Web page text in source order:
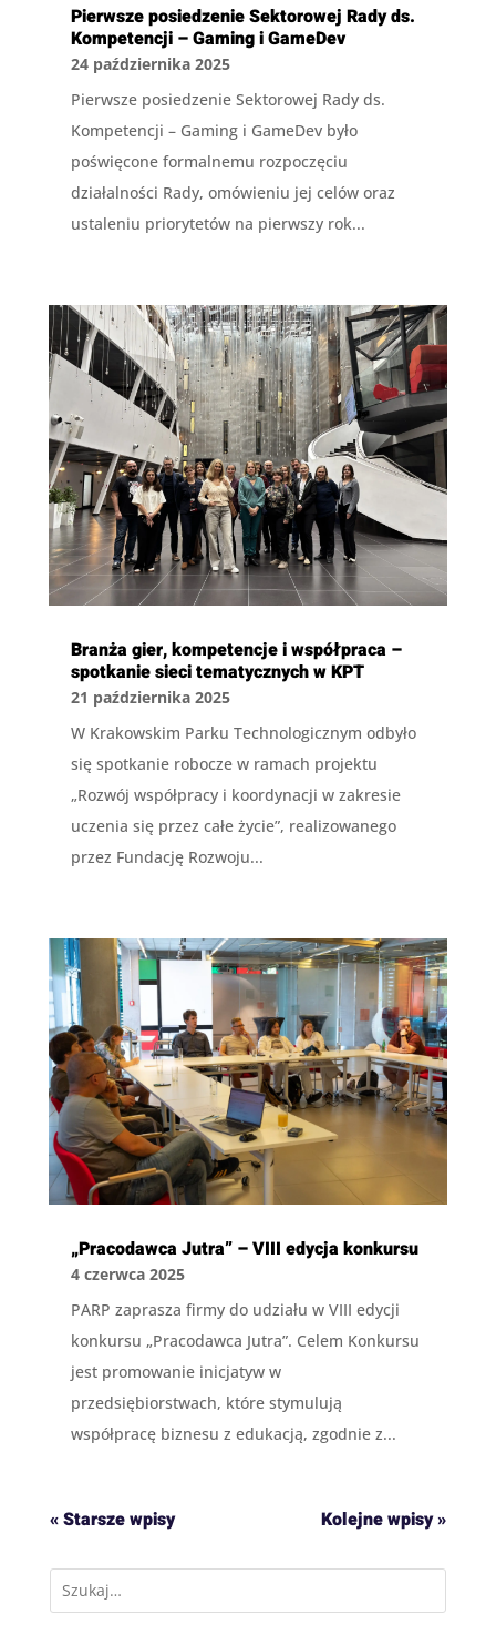
Pierwsze posiedzenie Sektorowej Rady ds.
Kompetencji – Gaming i GameDev
24 października 2025
Pierwsze posiedzenie Sektorowej Rady ds.
Kompetencji – Gaming i GameDev było
poświęcone formalnemu rozpoczęciu
działalności Rady, omówieniu jej celów oraz
ustaleniu priorytetów na pierwszy rok...
Branża gier, kompetencje i współpraca –
spotkanie sieci tematycznych w KPT
21 października 2025
W Krakowskim Parku Technologicznym odbyło
się spotkanie robocze w ramach projektu
„Rozwój współpracy i koordynacji w zakresie
uczenia się przez całe życie”, realizowanego
przez Fundację Rozwoju...
„Pracodawca Jutra” – VIII edycja konkursu
4 czerwca 2025
PARP zaprasza firmy do udziału w VIII edycji
konkursu „Pracodawca Jutra”. Celem Konkursu
jest promowanie inicjatyw w
przedsiębiorstwach, które stymulują
współpracę biznesu z edukacją, zgodnie z...
« Starsze wpisy Kolejne wpisy »